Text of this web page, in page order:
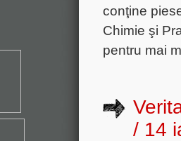
conţine
Chimie şi
pentru mai
/ 14